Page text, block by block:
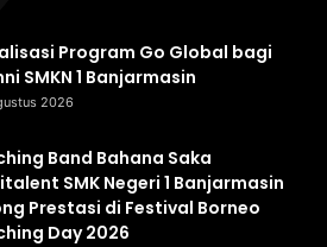
Program Go Global bagi
SMKN 1 Banjarmasin
2026
Band Bahana Saka
SMK Negeri 1 Banjarmasin
Prestasi di Festival Borneo
Day 2026